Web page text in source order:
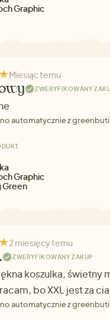
Graphic
Miesiąc temu
ZWERYFIKOWANY
automatycznie z
Graphic
Green
2 miesięcy temu
ZWERYFIKOWANY ZAKUP
koszulka, świetny
bo XXL jest za
automatycznie z